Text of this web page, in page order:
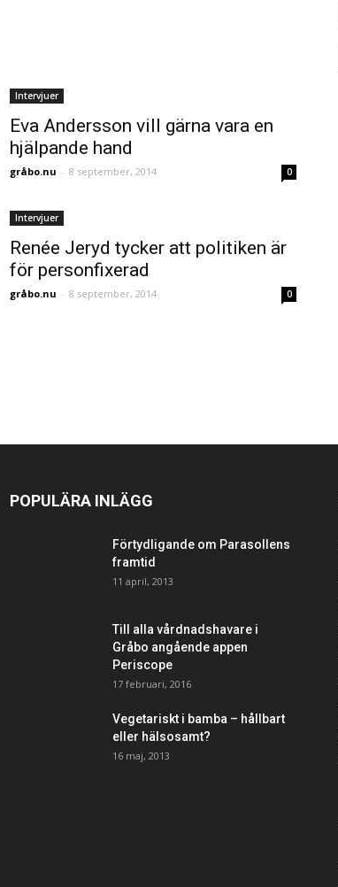
Intervjuer
Eva Andersson vill gärna vara en
hjälpande hand
gråbo.nu - 8 september, 2014 0
Intervjuer
Renée Jeryd tycker att politiken är
för personfixerad
gråbo.nu - 8 september, 2014 0
POPULÄRA INLÄGG
Förtydligande om Parasollens
framtid
11 april, 2013
Till alla vårdnadshavare i
Gråbo angående appen
Periscope
17 februari, 2016
Vegetariskt i bamba – hållbart
eller hälsosamt?
16 maj, 2013